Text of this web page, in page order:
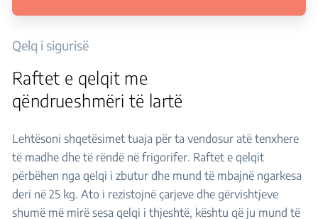
Qelq i sigurisë
Raftet e qelqit me
qëndrueshmëri të lartë
Lehtësoni shqetësimet tuaja për ta vendosur atë tenxhere
të madhe dhe të rëndë në frigorifer. Raftet e qelqit
përbëhen nga qelqi i zbutur dhe mund të mbajnë ngarkesa
deri në 25 kg. Ato i rezistojnë çarjeve dhe gërvishtjeve
shumë më mirë sesa qelqi i thjeshtë, kështu që ju mund të